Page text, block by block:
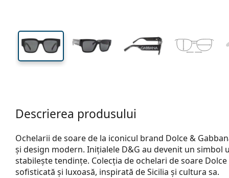
Descrierea produsului
Ochelarii de soare de la iconicul brand Dolce &
și design modern. Inițialele D&G au devenit un simbol
stabilește tendințe. Colecția de ochelari de soare
sofisticată și luxoasă, inspirată de Sicilia și cultura sa.